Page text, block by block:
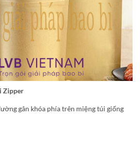
Zipper
gân khóa phía trên miệng túi giống